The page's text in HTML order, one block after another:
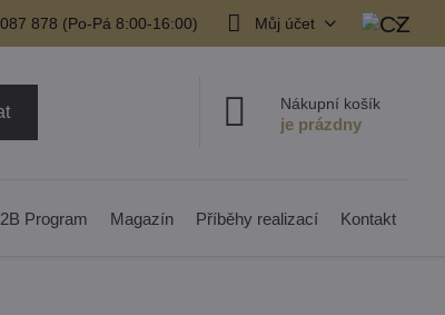
878​ (Po-Pá 8:00-16:00) Můj účet
Nákupní košík
Program Magazín Příběhy realizací Kontakt